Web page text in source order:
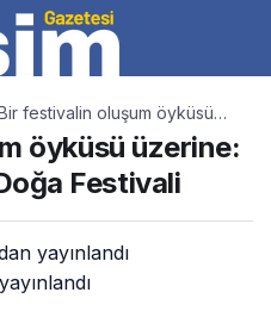
festivalin oluşum öyküsü
üzerine: Munzur Kültür ve
Doğa Festivali
öyküsü üzerine:
Festivali
yayınlandı
yayınlandı